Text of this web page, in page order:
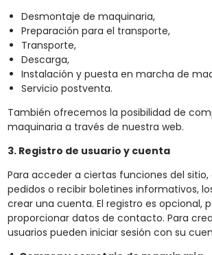
Desmontaje de maquinaria,
Preparación para el transporte,
Transporte,
Descarga,
Instalación y puesta en marcha de
Servicio postventa.
También ofrecemos la posibilidad de
maquinaria a través de nuestra web.
3. Registro de usuario y cuenta
Para acceder a ciertas funciones del
pedidos o recibir boletines informativos,
crear una cuenta. El registro es opcional,
proporcionar datos de contacto. Para
usuarios pueden iniciar sesión con su